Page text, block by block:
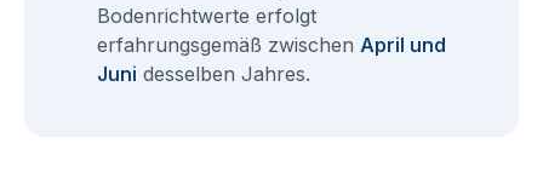
Bodenrichtwerte erfolgt
erfahrungsgemäß zwischen April und
Juni desselben Jahres.